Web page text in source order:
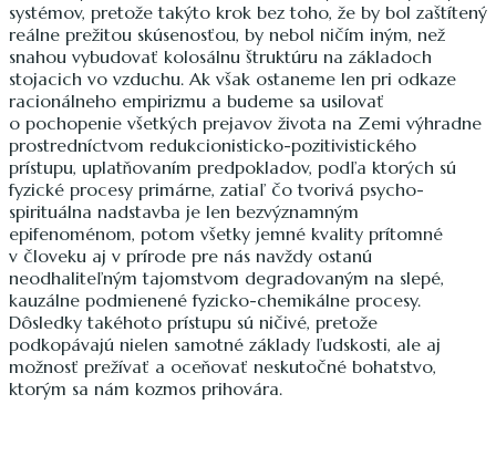
systémov, pretože takýto krok bez toho, že by bol zaštítený
reálne prežitou skúsenosťou, by nebol ničím iným, než
snahou vybudovať kolosálnu štruktúru na základoch
stojacich vo vzduchu. Ak však ostaneme len pri odkaze
racionálneho empirizmu a budeme sa usilovať
o pochopenie všetkých prejavov života na Zemi výhradne
prostredníctvom redukcionisticko-pozitivistického
prístupu, uplatňovaním predpokladov, podľa ktorých sú
fyzické procesy primárne, zatiaľ čo tvorivá psycho-
spirituálna nadstavba je len bezvýznamným
epifenoménom, potom všetky jemné kvality prítomné
v človeku aj v prírode pre nás navždy ostanú
neodhaliteľným tajomstvom degradovaným na slepé,
kauzálne podmienené fyzicko-chemikálne procesy.
Dôsledky takéhoto prístupu sú ničivé, pretože
podkopávajú nielen samotné základy ľudskosti, ale aj
možnosť prežívať a oceňovať neskutočné bohatstvo,
ktorým sa nám kozmos prihovára.